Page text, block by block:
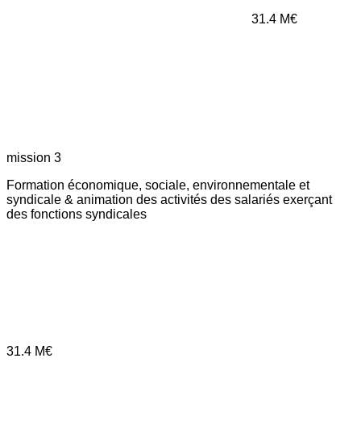
31.4 M€
mission 3
Formation économique, sociale, environnementale et
syndicale & animation des activités des salariés exerçant
des fonctions syndicales
31.4 M€